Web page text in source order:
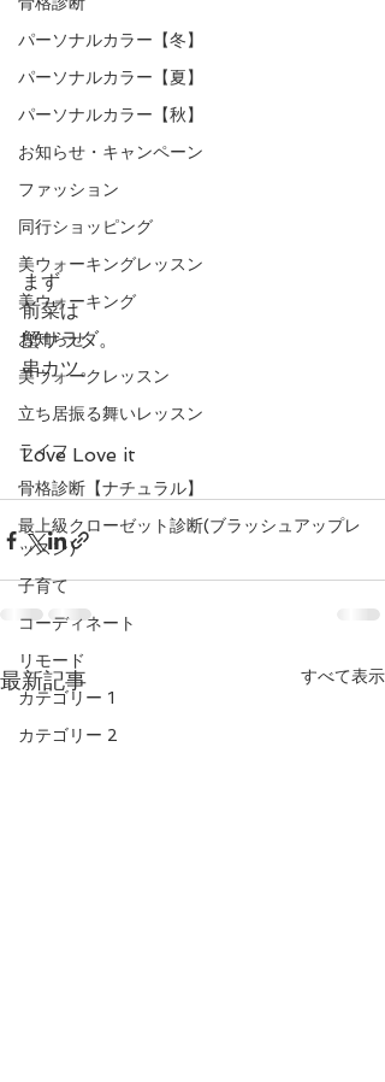
パーソナルカラー【冬】
パーソナルカラー【夏】
パーソナルカラー【秋】
お知らせ・キャンペーン
ファッション
同行ショッピング
美ウォーキングレッスン
美ウォーキング
お知らせ
美ウォークレッスン
立ち居振る舞いレッスン
ライフ
骨格診断【ナチュラル】
最上級クローゼット診断(ブラッシュアップレ
ッスン)
子育て
コーディネート
リモード
カテゴリー 1
カテゴリー 2
まず
前菜は
蟹サラダ。
串カツ。
Love Love it
最新記事 すべて表示